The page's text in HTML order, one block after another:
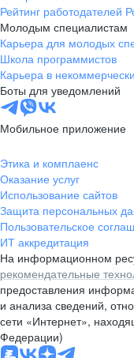
Рейтинг работодателей
Молодым специалистам
Карьера для молодых
Школа программистов
Карьера в
Боты для уведомлений
Мобильное приложение
Этика и комплаенс
Оказание услуг
Использование сайтов
Защита персональных
Пользовательское
ИТ аккредитация
На информационном
рекомендательные
предоставления
и анализа сведений,
сети «Интернет»,
Федерации)